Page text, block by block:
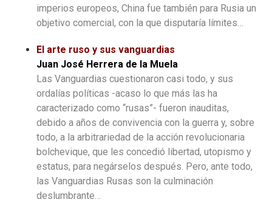
imperios europeos, China fue también para Rusia un
objetivo comercial, con la que disputaría límites…
El arte ruso y sus vanguardias
Juan José Herrera de la Muela
Las Vanguardias cuestionaron casi todo, y sus
ordalías políticas -acaso lo que más las ha
caracterizado como “rusas”- fueron inauditas,
debido a años de convivencia con la guerra y, sobre
todo, a la arbitrariedad de la acción revolucionaria
bolchevique, que les concedió libertad, utopismo y
estatus, para negárselos después. Pero, ante todo,
las Vanguardias Rusas son la culminación
deslumbrante…